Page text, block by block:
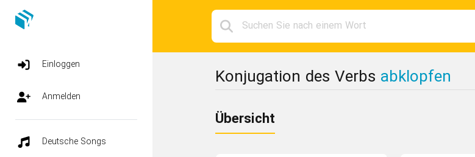
Einloggen
Anmelden
Deutsche Songs
Konjugation des Verbs abklopfen
Übersicht